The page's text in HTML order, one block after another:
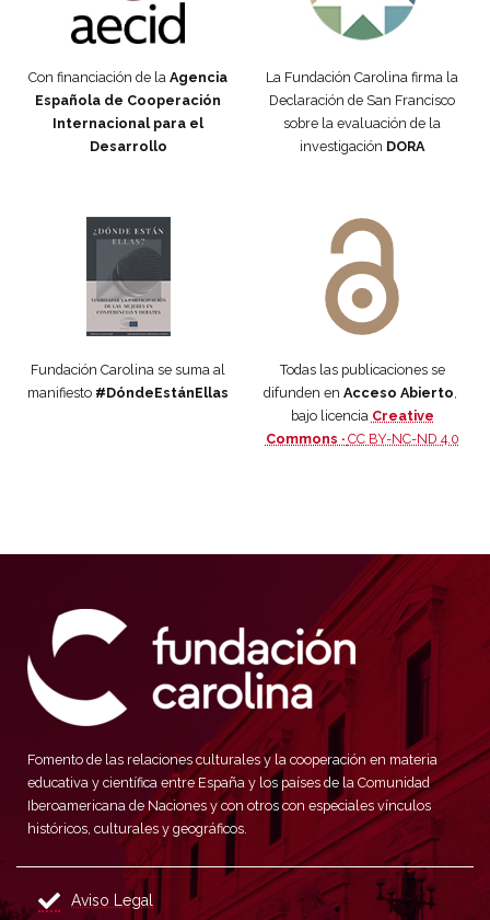
Con financiación de la Agencia
Española de Cooperación
Internacional para el
Desarrollo
La Fundación Carolina firma la
Declaración de San Francisco
sobre la evaluación de la
investigación DORA
Fundación Carolina se suma al
manifiesto #DóndeEstánEllas
Todas las publicaciones se
difunden en Acceso Abierto,
bajo licencia Creative
Commons · CC BY-NC-ND 4.0
Fomento de las relaciones culturales y la cooperación en materia
educativa y científica entre España y los países de la Comunidad
Iberoamericana de Naciones y con otros con especiales vínculos
históricos, culturales y geográficos.
Aviso Legal